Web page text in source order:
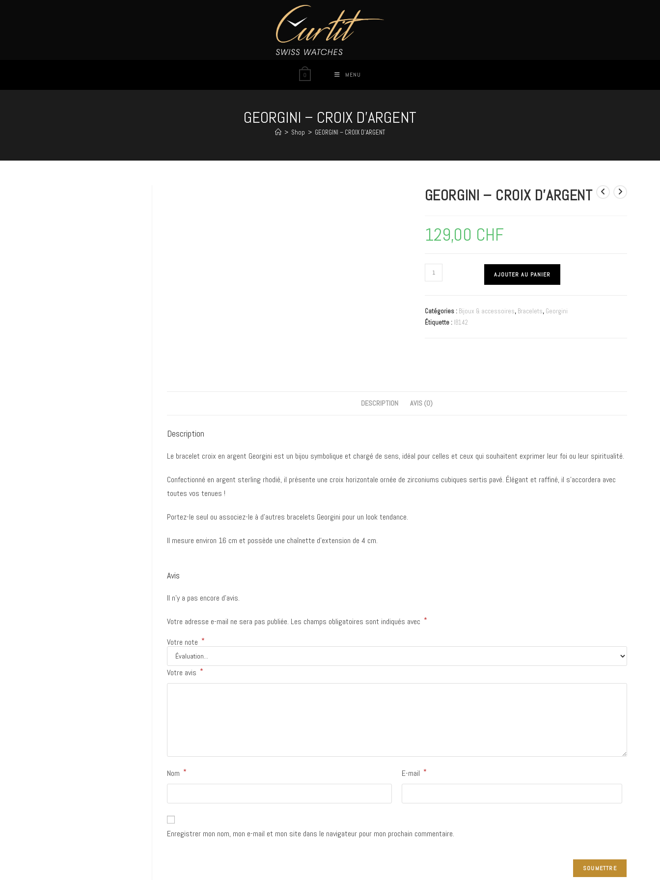
0 MENU
GEORGINI – CROIX D’ARGENT
> Shop > GEORGINI – CROIX D’ARGENT
GEORGINI – CROIX D’ARGENT
129,00 CHF
AJOUTER AU PANIER
Catégories : Bijoux & accessoires, Bracelets, Georgini
Étiquette : IB142
DESCRIPTION AVIS (0)
Description
Le bracelet croix en argent Georgini est un bijou symbolique et chargé de sens, idéal pour celles et ceux qui souhaitent exprimer leur foi ou leur spiritualité.
Confectionné en argent sterling rhodié, il présente une croix horizontale ornée de zirconiums cubiques sertis pavé. Élégant et raffiné, il s’accordera avec
toutes vos tenues !
Portez-le seul ou associez-le à d’autres bracelets Georgini pour un look tendance.
Il mesure environ 16 cm et possède une chaînette d’extension de 4 cm.
Avis
Il n’y a pas encore d’avis.
Votre adresse e-mail ne sera pas publiée. Les champs obligatoires sont indiqués avec *
Votre note *
Votre avis *
Nom * E-mail *
Enregistrer mon nom, mon e-mail et mon site dans le navigateur pour mon prochain commentaire.